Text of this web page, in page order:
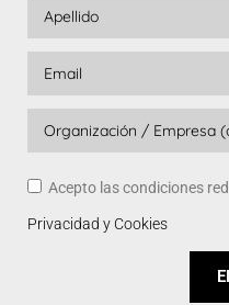
Acepto las condiciones
Privacidad y Cookies